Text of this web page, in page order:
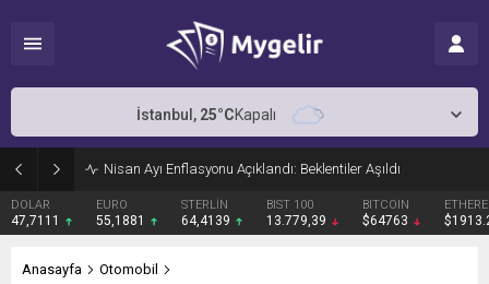
Nisan Ayı Enflasyonu Açıklandı: Beklentiler Aşıldı
DOLAR
47,7111
EURO
55,1881
STERLİN
64,4139
BIST 100
13.779,39
BITCOIN
$64763
İstanbul, 25°CKapalı
Anasayfa
Otomobil